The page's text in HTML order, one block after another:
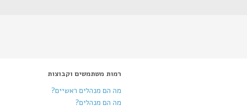
רמות משתמשים וקבוצות
מה הם מנהלים ראשיים?
מה הם מנהלים?